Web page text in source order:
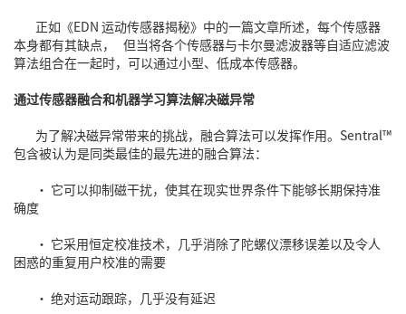
正如《EDN 运动传感器揭秘》中的一篇文章所述，每个传感器
本身都有其缺点， 但当将各个传感器与卡尔曼滤波器等自适应滤波
算法组合在一起时，可以通过小型、低成本传感器。
通过传感器融合和机器学习算法解决磁异常
为了解决磁异常带来的挑战，融合算法可以发挥作用。Sentral™
包含被认为是同类最佳的最先进的融合算法：
• 它可以抑制磁干扰，使其在现实世界条件下能够长期保持准
确度
• 它采用恒定校准技术，几乎消除了陀螺仪漂移误差以及令人
困惑的重复用户校准的需要
• 绝对运动跟踪，几乎没有延迟